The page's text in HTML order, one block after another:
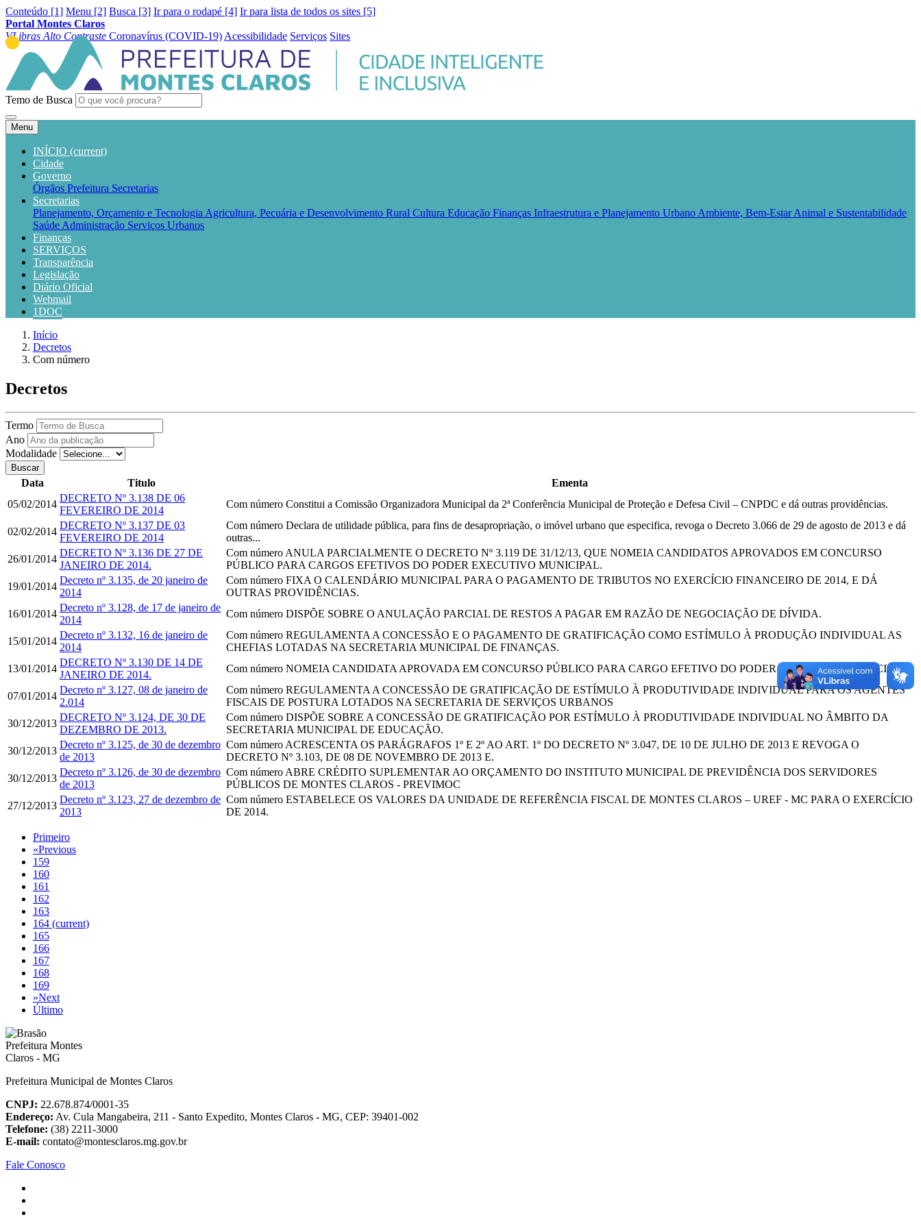
Conteúdo [1] Menu [2] Busca [3] Ir para o rodapé [4] Ir para lista de todos os sites [5]
Portal Montes Claros
VLibras Alto Contraste Coronavírus (COVID-19) Acessibilidade Serviços Sites
Temo de Busca
Menu
INÍCIO (current)
Cidade
Governo
Órgãos Prefeitura Secretarias
Secretarias
Planejamento, Orçamento e Tecnologia Agricultura, Pecuária e Desenvolvimento Rural Cultura Educação Finanças Infraestrutura e Planejamento Urbano Ambiente, Bem-Estar Animal e Sustentabilidade
Saúde Administração Serviços Urbanos
Finanças
SERVIÇOS
Transparência
Legislação
Diário Oficial
Webmail
1DOC
Início
Decretos
Com número
Decretos
Termo
Ano
Modalidade
Buscar
Data Titulo
Ementa
05/02/2014
DECRETO Nº 3.138 DE 06
FEVEREIRO DE 2014
Com número Constitui a Comissão Organizadora Municipal da 2ª Conferência Municipal de Proteção e Defesa Civil – CNPDC e dá outras providências.
02/02/2014
DECRETO Nº 3.137 DE 03
FEVEREIRO DE 2014
Com número Declara de utilidade pública, para fins de desapropriação, o imóvel urbano que especifica, revoga o Decreto 3.066 de 29 de agosto de 2013 e dá
outras...
26/01/2014
DECRETO Nº 3.136 DE 27 DE
JANEIRO DE 2014.
Com número ANULA PARCIALMENTE O DECRETO Nº 3.119 DE 31/12/13, QUE NOMEIA CANDIDATOS APROVADOS EM CONCURSO
PÚBLICO PARA CARGOS EFETIVOS DO PODER EXECUTIVO MUNICIPAL.
19/01/2014
Decreto nº 3.135, de 20 janeiro de
2014
Com número FIXA O CALENDÁRIO MUNICIPAL PARA O PAGAMENTO DE TRIBUTOS NO EXERCÍCIO FINANCEIRO DE 2014, E DÁ
OUTRAS PROVIDÊNCIAS.
16/01/2014
Decreto nº 3.128, de 17 de janeiro de
2014
Com número DISPÕE SOBRE O ANULAÇÃO PARCIAL DE RESTOS A PAGAR EM RAZÃO DE NEGOCIAÇÃO DE DÍVIDA.
15/01/2014
Decreto nº 3.132, 16 de janeiro de
2014
Com número REGULAMENTA A CONCESSÃO E O PAGAMENTO DE GRATIFICAÇÃO COMO ESTÍMULO À PRODUÇÃO INDIVIDUAL AS
CHEFIAS LOTADAS NA SECRETARIA MUNICIPAL DE FINANÇAS.
13/01/2014
DECRETO Nº 3.130 DE 14 DE
JANEIRO DE 2014.
Com número NOMEIA CANDIDATA APROVADA EM CONCURSO PÚBLICO PARA CARGO EFETIVO DO PODER EXECUTIVO MUNICIPAL.
07/01/2014
Decreto nº 3.127, 08 de janeiro de
2.014
Com número REGULAMENTA A CONCESSÃO DE GRATIFICAÇÃO DE ESTÍMULO À PRODUTIVIDADE INDIVIDUAL PARA OS AGENTES
FISCAIS DE POSTURA LOTADOS NA SECRETARIA DE SERVIÇOS URBANOS
30/12/2013
DECRETO Nº 3.124, DE 30 DE
DEZEMBRO DE 2013.
Com número DISPÕE SOBRE A CONCESSÃO DE GRATIFICAÇÃO POR ESTÍMULO À PRODUTIVIDADE INDIVIDUAL NO ÂMBITO DA
SECRETARIA MUNICIPAL DE EDUCAÇÃO.
30/12/2013
Decreto nº 3.125, de 30 de dezembro
de 2013
Com número ACRESCENTA OS PARÁGRAFOS 1º E 2º AO ART. 1º DO DECRETO Nº 3.047, DE 10 DE JULHO DE 2013 E REVOGA O
DECRETO Nº 3.103, DE 08 DE NOVEMBRO DE 2013 E.
30/12/2013
Decreto nº 3.126, de 30 de dezembro
de 2013
Com número ABRE CRÉDITO SUPLEMENTAR AO ORÇAMENTO DO INSTITUTO MUNICIPAL DE PREVIDÊNCIA DOS SERVIDORES
PÚBLICOS DE MONTES CLAROS - PREVIMOC
27/12/2013
Decreto nº 3.123, 27 de dezembro de
2013
Com número ESTABELECE OS VALORES DA UNIDADE DE REFERÊNCIA FISCAL DE MONTES CLAROS – UREF - MC PARA O EXERCÍCIO
DE 2014.
Primeiro
«Previous
159
160
161
162
163
164 (current)
165
166
167
168
169
»Next
Último
Prefeitura Municipal de Montes Claros
CNPJ: 22.678.874/0001-35
Endereço: Av. Cula Mangabeira, 211 - Santo Expedito, Montes Claros - MG, CEP: 39401-002
Telefone: (38) 2211-3000
E-mail: contato@montesclaros.mg.gov.br
Fale Conosco